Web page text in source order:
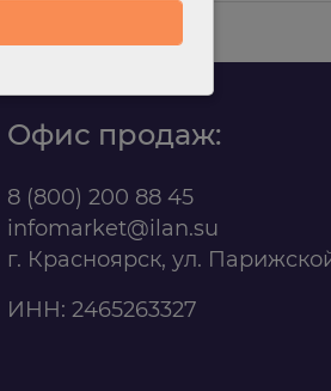
Офис продаж:
8 (800) 200 88 45
infomarket@ilan.su
г. Красноярск, ул.
ИНН: 2465263327